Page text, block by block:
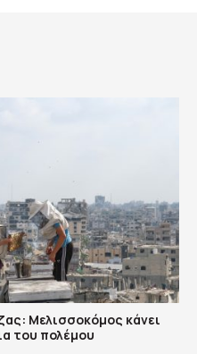
Μελισσοκόμος κάνει
του πολέμου